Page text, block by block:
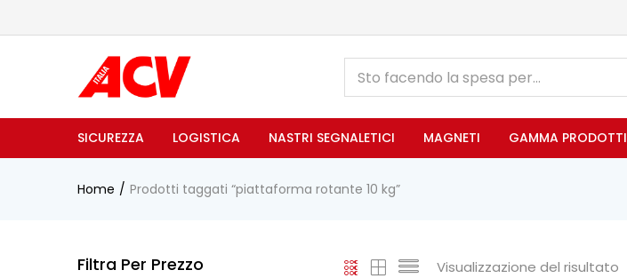
SICUREZZA LOGISTICA NASTRI SEGNALETICI MAGNETI GAMMA PRODOTTI
Home Prodotti taggati “piattaforma rotante 10 kg”
Visualizzazione del risultato
Filtra Per Prezzo